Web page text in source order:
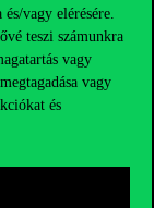
vagy elérésére.
teszi számunkra
vagy
vagy
és